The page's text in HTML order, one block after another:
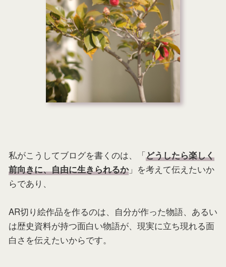
私がこうしてブログを書くのは、「どうしたら楽しく
前向きに、自由に生きられるか」を考えて伝えたいか
らであり、
AR切り絵作品を作るのは、自分が作った物語、あるい
は歴史資料が持つ面白い物語が、現実に立ち現れる面
白さを伝えたいからです。